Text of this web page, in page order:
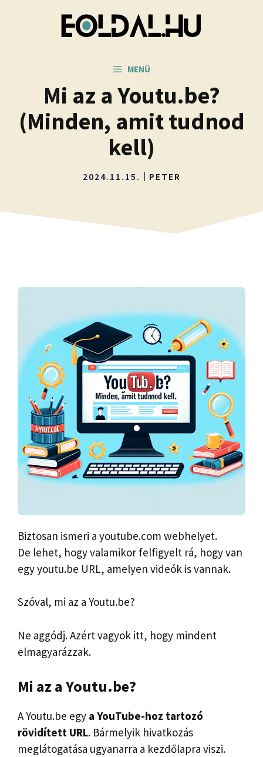
MENÜ
Mi az a Youtu.be?
(Minden, amit tudnod
kell)
2024.11.15. PETER
Biztosan ismeri a youtube.com webhelyet.
De lehet, hogy valamikor felfigyelt rá, hogy van
egy youtu.be URL, amelyen videók is vannak.
Szóval, mi az a Youtu.be?
Ne aggódj. Azért vagyok itt, hogy mindent
elmagyarázzak.
Mi az a Youtu.be?
A Youtu.be egy a YouTube-hoz tartozó
rövidített URL. Bármelyik hivatkozás
meglátogatása ugyanarra a kezdőlapra viszi.